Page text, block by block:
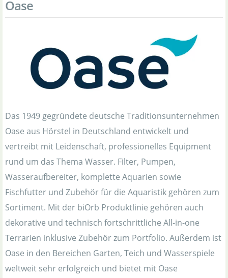
Oase
Das 1949 gegründete deutsche Traditionsunternehmen
Oase aus Hörstel in Deutschland entwickelt und
vertreibt mit Leidenschaft, professionelles Equipment
rund um das Thema Wasser. Filter, Pumpen,
Wasseraufbereiter, komplette Aquarien sowie
Fischfutter und Zubehör für die Aquaristik gehören zum
Sortiment. Mit der biOrb Produktlinie gehören auch
dekorative und technisch fortschrittliche All-in-one
Terrarien inklusive Zubehör zum Portfolio. Außerdem ist
Oase in den Bereichen Garten, Teich und Wasserspiele
weltweit sehr erfolgreich und bietet mit Oase